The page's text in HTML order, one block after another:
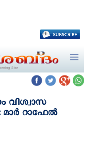
വിശ്വാസ
മാർ റാഫേൽ